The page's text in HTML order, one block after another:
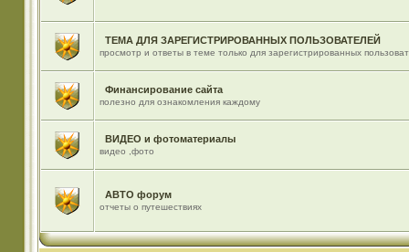
ТЕМА ДЛЯ ЗАРЕГИСТРИРОВАННЫХ ПОЛЬЗОВАТЕЛЕЙ
просмотр и ответы в теме только для зарегистрированных
Финансирование сайта
полезно для ознакомления каждому
ВИДЕО и фотоматериалы
видео ,фото
АВТО форум
отчеты о путешествиях